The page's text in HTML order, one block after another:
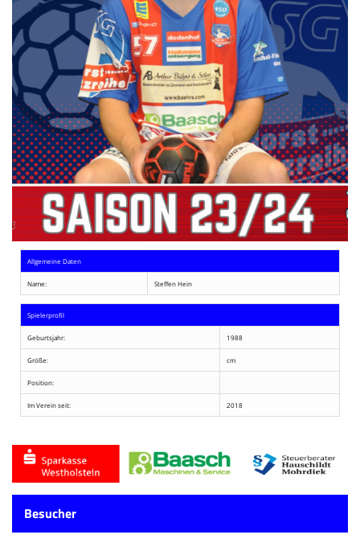
ALLE SPIELE
HAIE TV
NEWSLETTER
DIE HAIE I Intern
Partner
Allgemeine Daten
Name: Steffen Hein
Spielerprofil
Geburtsjahr: 1988
Größe: cm
Position:
Im Verein seit: 2018
Besucher